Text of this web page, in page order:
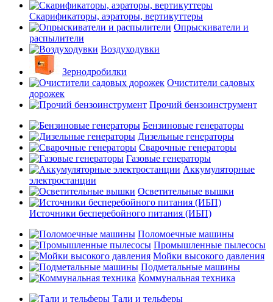
Скарификаторы, аэраторы, вертикуттеры
Опрыскиватели и
распылители
Воздуходувки
Зернодробилки
Очистители садовых
дорожек
Прочий бензоинструмент
Бензиновые генераторы
Дизельные генераторы
Сварочные генераторы
Газовые генераторы
Аккумуляторные
электростанции
Осветительные вышки
Источники бесперебойного питания (ИБП)
Поломоечные машины
Промышленные пылесосы
Мойки высокого давления
Подметальные машины
Коммунальная техника
Тали и тельферы